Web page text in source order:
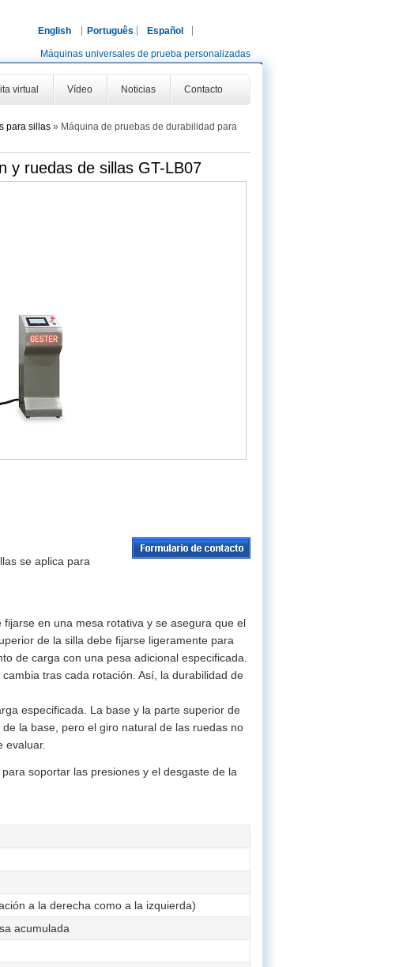
English Português Español
Máquinas universales de prueba personalizadas
virtual Vídeo Noticias Contacto
para sillas » Máquina de pruebas de durabilidad para
y ruedas de sillas GT-LB07
se aplica para
en una mesa rotativa y se asegura que el
de la silla debe fijarse ligeramente para
de carga con una pesa adicional especificada.
tras cada rotación. Así, la durabilidad de
especificada. La base y la parte superior de
la base, pero el giro natural de las ruedas no
evaluar.
soportar las presiones y el desgaste de la
a la derecha como a la izquierda)
acumulada